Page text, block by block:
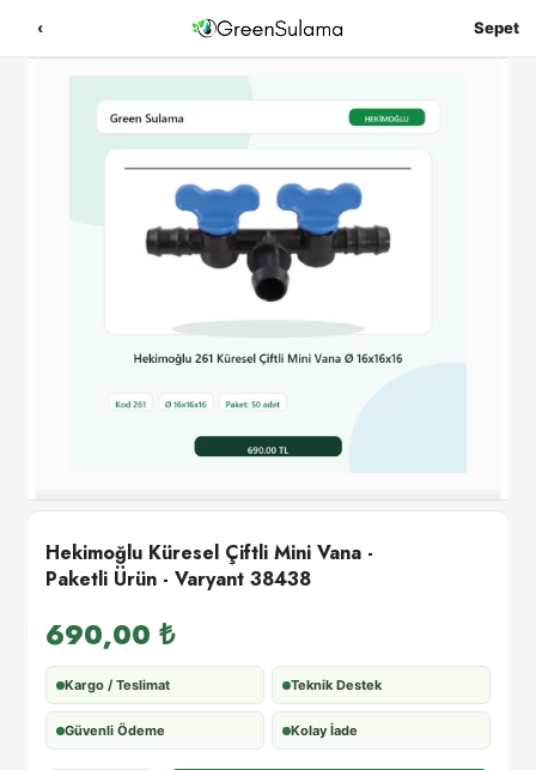
Hekimoğlu Küresel Çiftli Mini Vana -
Paketli Ürün - Varyant 38438
690,00 ₺
Kargo / Teslimat Teknik Destek
Güvenli Ödeme Kolay İade
‹ Sepet